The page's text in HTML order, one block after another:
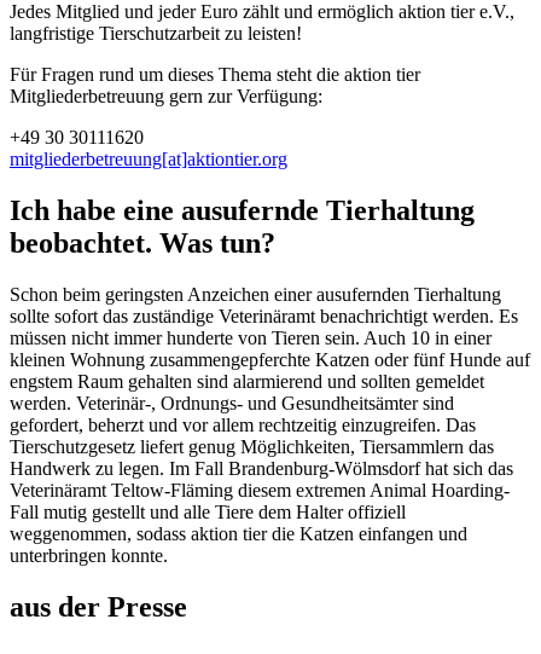
Jedes Mitglied und jeder Euro zählt und ermöglich aktion tier e.V.,
langfristige Tierschutzarbeit zu leisten!
Für Fragen rund um dieses Thema steht die aktion tier
Mitgliederbetreuung gern zur Verfügung:
+49 30 30111620
mitgliederbetreuung[at]aktiontier.org
Ich habe eine ausufernde Tierhaltung
beobachtet. Was tun?
Schon beim geringsten Anzeichen einer ausufernden Tierhaltung
sollte sofort das zuständige Veterinäramt benachrichtigt werden. Es
müssen nicht immer hunderte von Tieren sein. Auch 10 in einer
kleinen Wohnung zusammengepferchte Katzen oder fünf Hunde auf
engstem Raum gehalten sind alarmierend und sollten gemeldet
werden. Veterinär-, Ordnungs- und Gesundheitsämter sind
gefordert, beherzt und vor allem rechtzeitig einzugreifen. Das
Tierschutzgesetz liefert genug Möglichkeiten, Tiersammlern das
Handwerk zu legen. Im Fall Brandenburg-Wölmsdorf hat sich das
Veterinäramt Teltow-Fläming diesem extremen Animal Hoarding-
Fall mutig gestellt und alle Tiere dem Halter offiziell
weggenommen, sodass aktion tier die Katzen einfangen und
unterbringen konnte.
aus der Presse